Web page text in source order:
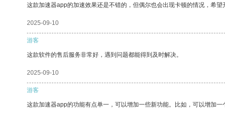
这款加速器app的加速效果还是不错的，但偶尔也会出现卡顿的情况，希望
2025-09-10
游客
这款软件的售后服务非常好，遇到问题都能得到及时解决。
2025-09-10
游客
这款加速器app的功能有点单一，可以增加一些新功能。比如，可以增加